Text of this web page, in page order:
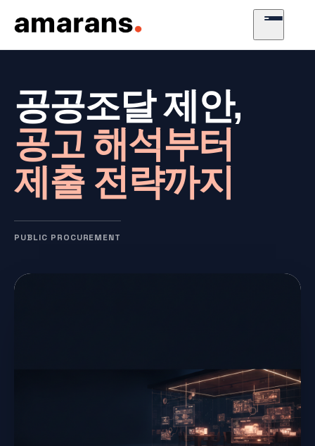
공공조달 제안,
공고 해석부터
제출 전략까지
PUBLIC PROCUREMENT